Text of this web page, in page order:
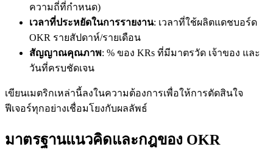
ความถี่ที่กำหนด)
เวลาที่ประหยัดในการรายงาน: เวลาที่ใช้ผลิตแดชบอร์ด
OKR รายสัปดาห์/รายเดือน
สัญญาณคุณภาพ: % ของ KRs ที่มีมาตรวัด เจ้าของ และ
วันที่ครบชัดเจน
เขียนเมตริกเหล่านี้ลงในความต้องการเพื่อให้การตัดสินใจ
ฟีเจอร์ทุกอย่างเชื่อมโยงกับผลลัพธ์
มาตรฐานแนวคิดและกฎของ OKR